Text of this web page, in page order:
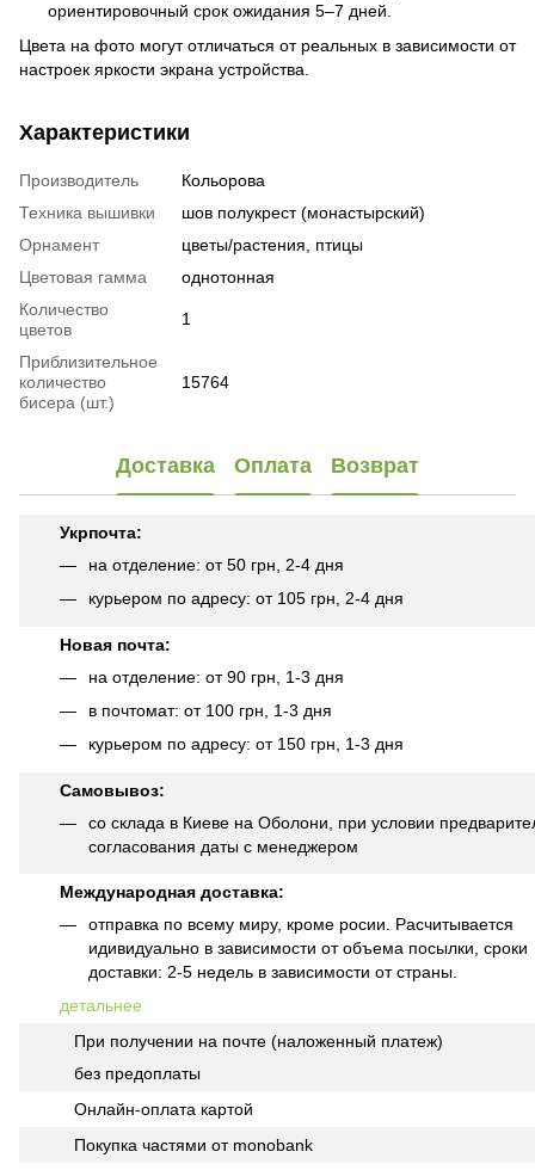
ориентировочный срок ожидания 5–7 дней.
Цвета на фото могут отличаться от реальных в зависимости от
настроек яркости экрана устройства.
Характеристики
Производитель
Кольорова
Техника вышивки
шов полукрест (монастырский)
Орнамент
цветы/растения, птицы
Цветовая гамма
однотонная
Количество
цветов
1
Приблизительное
количество
бисера (шт.)
15764
Доставка Оплата Возврат
Укрпочта:
на отделение: от 50 грн, 2-4 дня
курьером по адресу: от 105 грн, 2-4 дня
Новая почта:
на отделение: от 90 грн, 1-3 дня
в почтомат: от 100 грн, 1-3 дня
курьером по адресу: от 150 грн, 1-3 дня
Самовывоз:
со склада в Киеве на Оболони, при условии
согласования даты с менеджером
Международная доставка:
отправка по всему миру, кроме росии. Расчитывается
идивидуально в зависимости от объема посылки, сроки
доставки: 2-5 недель в зависимости от страны.
детальнее
При получении на почте (наложенный платеж)
без предоплаты
Онлайн-оплата картой
Покупка частями от monobank